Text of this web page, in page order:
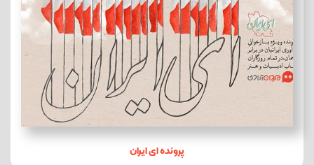
پرونده ای ایران